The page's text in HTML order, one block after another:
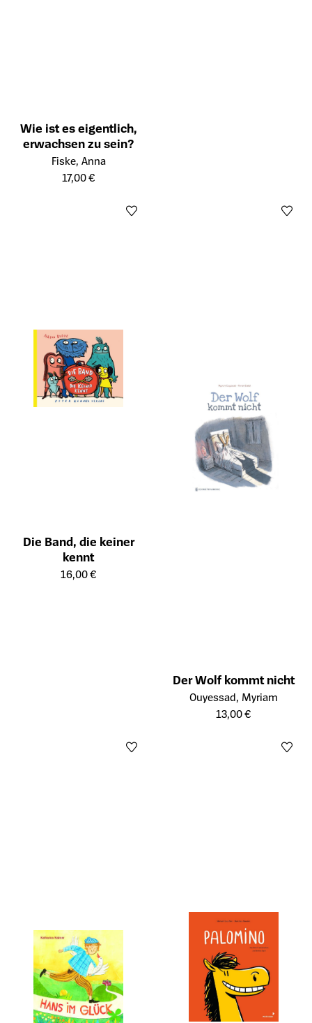
Wie ist es eigentlich,
erwachsen zu sein?
Öffnet die Detailseite des Produkts
Fiske, Anna
17,00 €
Die Band, die keiner
kennt
Öffnet die Detailseite des Produkts
16,00 €
Der Wolf kommt nicht
Öffnet die Detailseite des
Ouyessad, Myriam
13,00 €